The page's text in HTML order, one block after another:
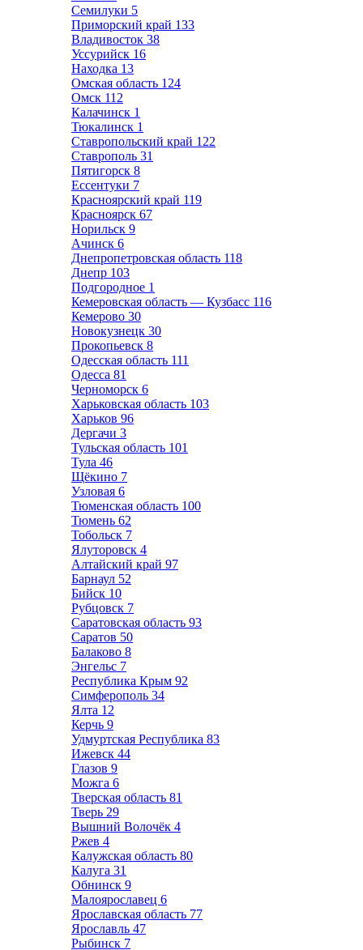
Семилуки 5
Приморский край 133
Владивосток 38
Уссурийск 16
Находка 13
Омская область 124
Омск 112
Калачинск 1
Тюкалинск 1
Ставропольский край 122
Ставрополь 31
Пятигорск 8
Ессентуки 7
Красноярский край 119
Красноярск 67
Норильск 9
Ачинск 6
Днепропетровская область 118
Днепр 103
Подгородное 1
Кемеровская область — Кузбасс 116
Кемерово 30
Новокузнецк 30
Прокопьевск 8
Одесская область 111
Одесса 81
Черноморск 6
Харьковская область 103
Харьков 96
Дергачи 3
Тульская область 101
Тула 46
Щёкино 7
Узловая 6
Тюменская область 100
Тюмень 62
Тобольск 7
Ялуторовск 4
Алтайский край 97
Барнаул 52
Бийск 10
Рубцовск 7
Саратовская область 93
Саратов 50
Балаково 8
Энгельс 7
Республика Крым 92
Симферополь 34
Ялта 12
Керчь 9
Удмуртская Республика 83
Ижевск 44
Глазов 9
Можга 6
Тверская область 81
Тверь 29
Вышний Волочёк 4
Ржев 4
Калужская область 80
Калуга 31
Обнинск 9
Малоярославец 6
Ярославская область 77
Ярославль 47
Рыбинск 7